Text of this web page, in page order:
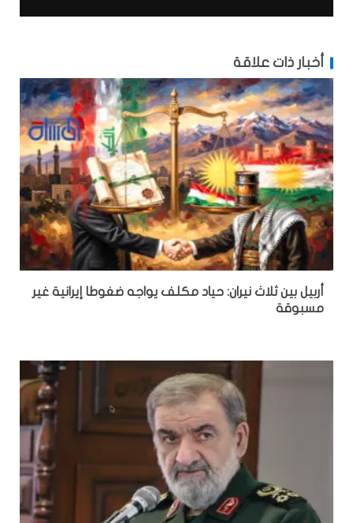
أخبار ذات علاقة
أربيل بين ثلاث نيران: حياد مكلف يواجه ضغوطا إيرانية غير
مسبوقة